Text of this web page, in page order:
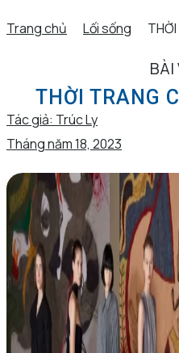
Trang chủ Lối sống
BÀI
THỜI TRANG
Tác giả: Trúc Ly
Tháng năm 18, 2023